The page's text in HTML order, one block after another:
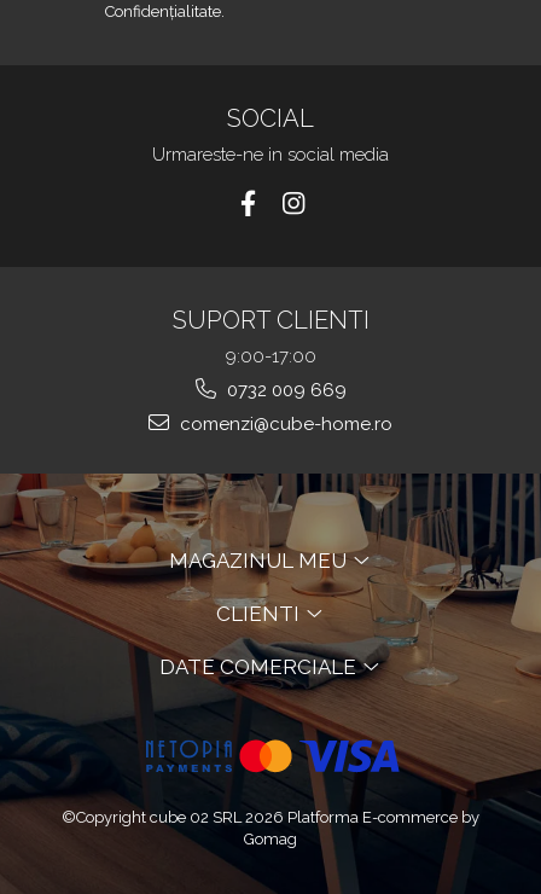
Confidențialitate.
SOCIAL
Urmareste-ne in social media
SUPORT CLIENTI
9:00-17:00
0732 009 669
comenzi@cube-home.ro
MAGAZINUL MEU
CLIENTI
DATE COMERCIALE
©Copyright cube 02 SRL 2026 Platforma E-commerce by
Gomag